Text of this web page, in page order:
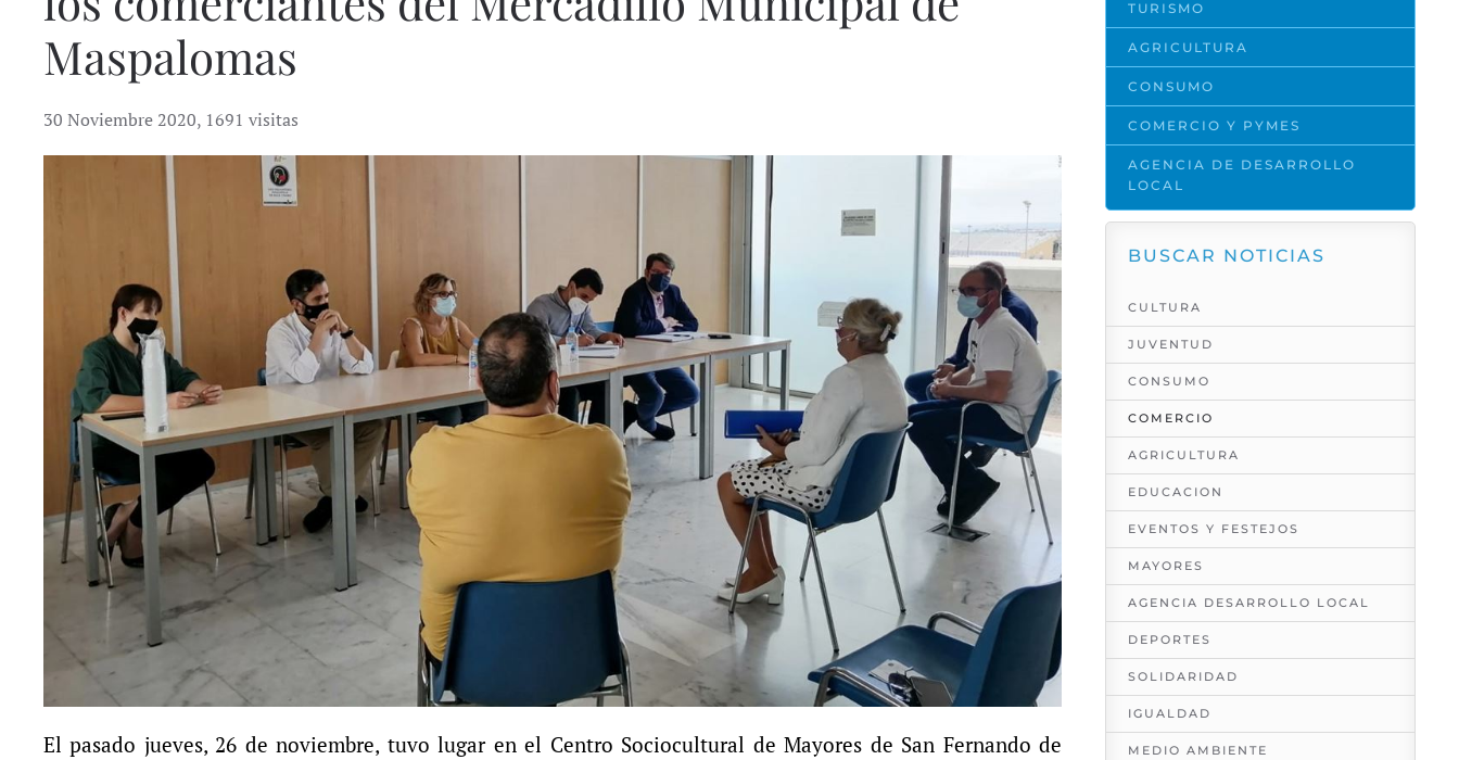
Maspalomas
30 Noviembre 2020, 1691 visitas
El pasado jueves, 26 de noviembre, tuvo lugar en el Centro Sociocultural de Mayores de San Fernando de
TURISMO
AGRICULTURA
CONSUMO
COMERCIO Y PYMES
AGENCIA DE DESARROLLO
LOCAL
BUSCAR NOTICIAS
CULTURA
JUVENTUD
CONSUMO
COMERCIO
AGRICULTURA
EDUCACION
EVENTOS Y FESTEJOS
MAYORES
AGENCIA DESARROLLO LOCAL
DEPORTES
SOLIDARIDAD
IGUALDAD
MEDIO AMBIENTE